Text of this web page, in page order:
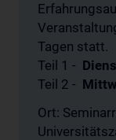
Tagen statt.
Teil 1 -
Teil 2 -
Ort: